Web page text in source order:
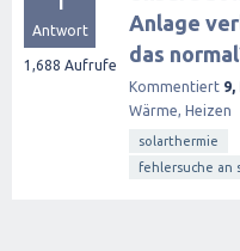
Antwort
1,688 Aufrufe
Anlage
das
Kommentiert 9,
Wärme, Heizen
solarthermie
fehlersuche an